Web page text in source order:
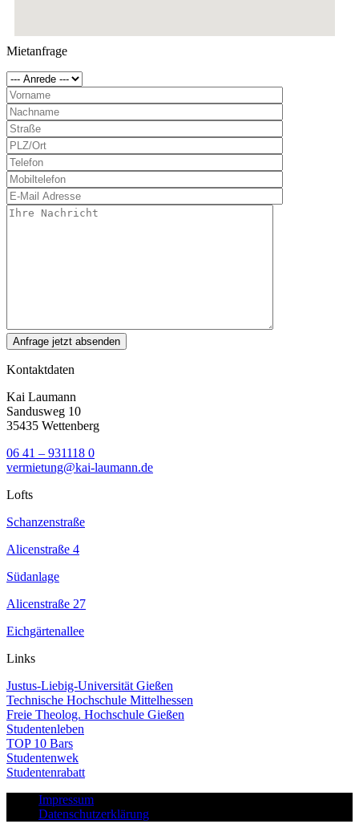
Mietanfrage
Kontaktdaten
Kai Laumann
Sandusweg 10
35435 Wettenberg
06 41 – 931118 0
vermietung@kai-laumann.de
Lofts
Schanzenstraße
Alicenstraße 4
Südanlage
Alicenstraße 27
Eichgärtenallee
Links
Justus-Liebig-Universität Gießen
Technische Hochschule Mittelhessen
Freie Theolog. Hochschule Gießen
Studentenleben
TOP 10 Bars
Studentenwek
Studentenrabatt
Impressum
Datenschutzerklärung